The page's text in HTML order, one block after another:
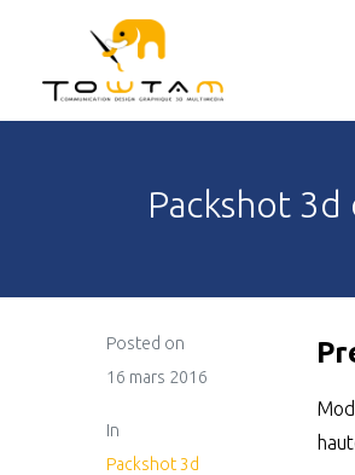
Packshot
Posted on
16 mars 2016
In
Packshot 3d